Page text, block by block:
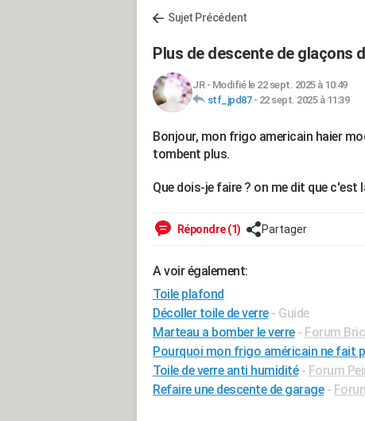
Sujet Précédent
Plus de descente de glaçons
JR- Modifié le 22 sept. 2025 à 10:49
stf_jpd87- 22 sept. 2025 à 11:39
Bonjour, mon frigo americain haier
tombent plus.
Que dois-je faire ? on me dit que
Répondre (1) Partager
A voir également:
Toile plafond
Décoller toile de verre - Guide
Marteau a bomber le verre - Forum
Pourquoi mon frigo américain ne fait
Toile de verre anti humidité - Forum
Refaire une descente de garage -